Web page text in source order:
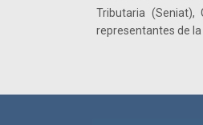
Tributaria (Seniat),
representantes de